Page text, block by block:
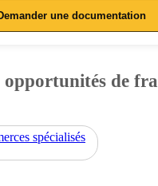
une documentation
opportunités de
spécialisés